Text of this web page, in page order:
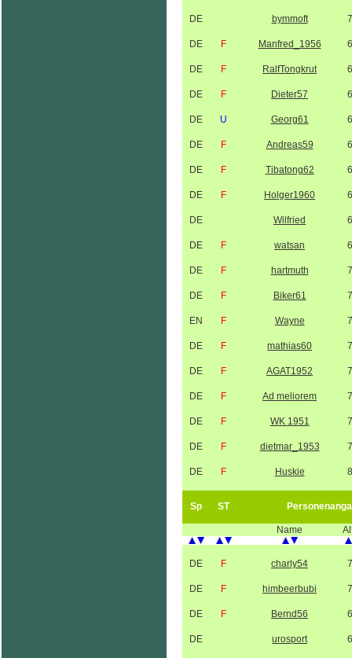
DE bymmoft
DE F Manfred_1956
DE F RalfTongkrut
DE F Dieter57
DE U Georg61
DE F Andreas59
DE F Tibatong62
DE F Holger1960
DE Wilfried
DE F watsan
DE F hartmuth
DE F Biker61
EN F Wayne
DE F mathias60
DE F AGAT1952
DE F Ad meliorem
DE F WK 1951
DE F dietmar_1953
DE F Huskie
Sp ST
Name
DE F charly54
DE F himbeerbubi
DE F Bernd56
DE urosport